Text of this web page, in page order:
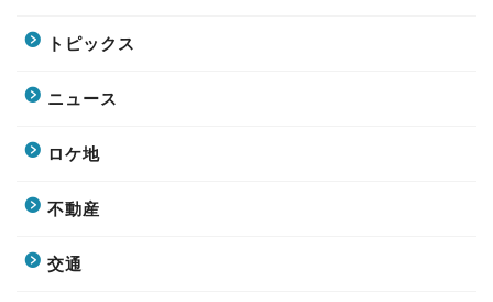
トピックス
ニュース
ロケ地
不動産
交通